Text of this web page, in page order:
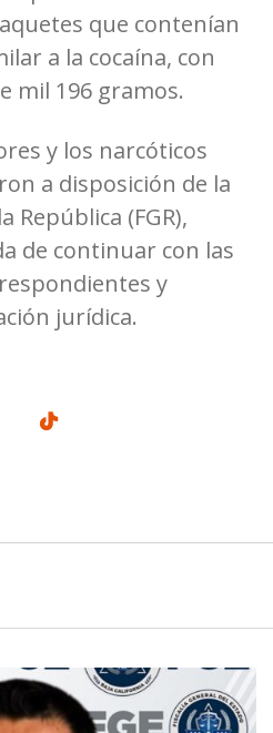
que contenían
a la cocaína, con
mil 196 gramos.
y los narcóticos
a disposición de la
República (FGR),
de continuar con las
y
jurídica.